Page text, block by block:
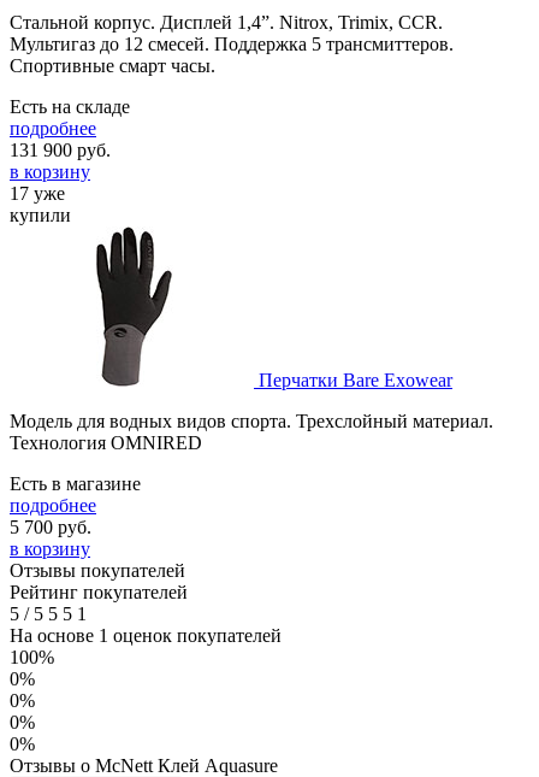
Стальной корпус. Дисплей 1,4”. Nitrox, Trimix, CCR.
Мультигаз до 12 смесей. Поддержка 5 трансмиттеров.
Спортивные смарт часы.
Есть на складе
подробнее
131 900 руб.
в корзину
17 уже
купили
Перчатки Bare Exowear
Модель для водных видов спорта. Трехслойный материал.
Технология OMNIRED
Есть в магазине
подробнее
5 700 руб.
в корзину
Отзывы покупателей
Рейтинг покупателей
5 /5 5 5 1
На основе 1 оценок покупателей
100%
0%
0%
0%
0%
Отзывы о McNett Клей Aquasure